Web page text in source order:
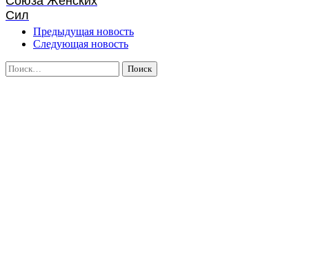
Сил
Предыдущая новость
Следующая новость
Найти: